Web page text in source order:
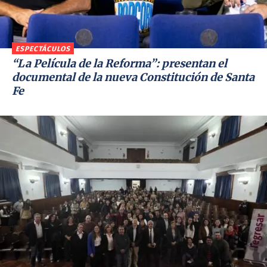
ESPECTÁCULOS
“La Película de la Reforma”: presentan el
documental de la nueva Constitución de Santa
Fe